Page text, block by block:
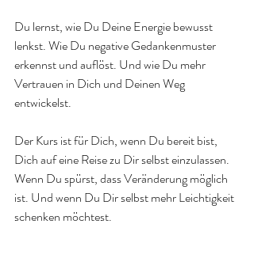
Du lernst, wie Du Deine Energie bewusst
lenkst. Wie Du negative Gedankenmuster
erkennst und auflöst. Und wie Du mehr
Vertrauen in Dich und Deinen Weg
entwickelst.
Der Kurs ist für Dich, wenn Du bereit bist,
Dich auf eine Reise zu Dir selbst einzulassen.
Wenn Du spürst, dass Veränderung möglich
ist. Und wenn Du Dir selbst mehr Leichtigkeit
schenken möchtest.